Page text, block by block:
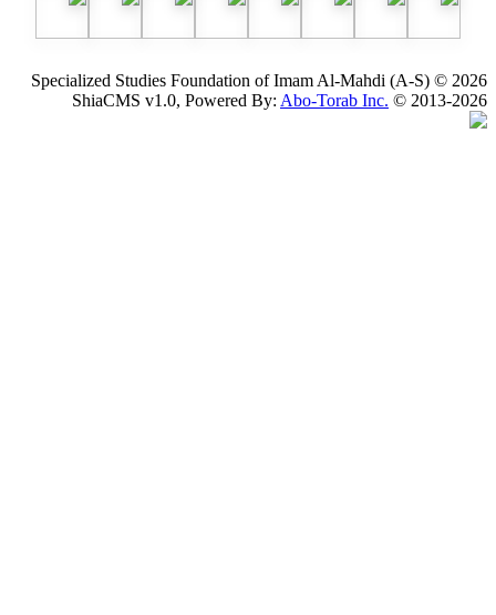
Specialized Studies Foundation of Imam Al-
ShiaCMS v1.0, Powered By:Abo-Torab Inc.